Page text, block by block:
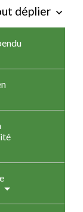
déplier keyboard_arrow_down